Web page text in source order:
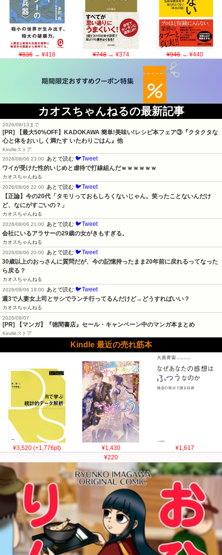
¥836→ ¥418 ¥748→ ¥374 ¥946→ ¥440
カオスちゃんねるの最新記事
2026/08/13まで
[PR] 【最大50%OFF】KADOKAWA 簡単!美味い!レシピ本フェア③『クタクタな
心と体をおいしく満たす いたわりごはん』他
Kindleストア
2026/08/06 23:00 あとで読む 🐦Tweet
ワイが受けた性的いじめと虐待で打線組んだｗｗｗｗｗｗ
カオスちゃんねる
2026/08/06 22:00 あとで読む 🐦Tweet
【正論】今の20代「タモリっておもしろくないじゃん。笑ったことないんだけ
ど、なにがすごいの？」
カオスちゃんねる
2026/08/06 21:00 あとで読む 🐦Tweet
会社にいるアラサーの29歳の女がきもすぎる。
カオスちゃんねる
2026/08/06 20:00 あとで読む 🐦Tweet
30歳以上のおっさんに質問だが、今の記憶持ったまま20年前に戻れるってなった
ら戻る？
カオスちゃんねる
2026/08/06 19:00 あとで読む 🐦Tweet
週3で人妻女上司とサシでランチ行ってるんだけど→どうすればいい？
カオスちゃんねる
2026/08/07
[PR] 【マンガ】『徳間書店』セール・キャンペーン中のマンガ本まとめ
Kindleストア
Kindle 最近の売れ筋本
¥3,520 (+1,776pt) ¥1,430
¥1,617
¥220